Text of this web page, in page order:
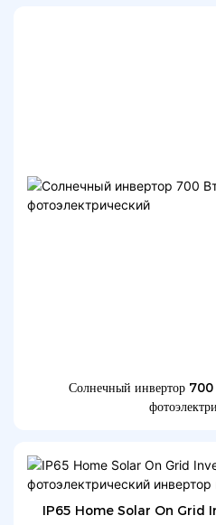
Солнечный инвертор
IP65 Home Solar On Grid